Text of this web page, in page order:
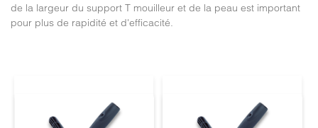
de la largeur du support T mouilleur et de la peau est important
pour plus de rapidité et d'efficacité.